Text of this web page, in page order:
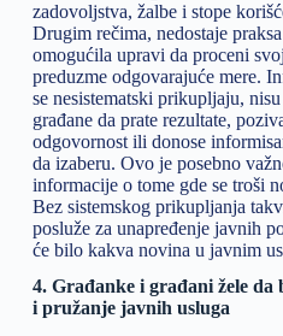
zadovoljstva, žalbe i stope
Drugim rečima, nedostaje
omogućila upravi da proceni
preduzme odgovarajuće mere.
se nesistematski prikupljaju,
građane da prate rezultate,
odgovornost ili donose
da izaberu. Ovo je posebno
informacije o tome gde se troši
Bez sistemskog prikupljanja
posluže za unapređenje javnih
će bilo kakva novina u javnim
4. Građanke i građani žele
i pružanje javnih usluga